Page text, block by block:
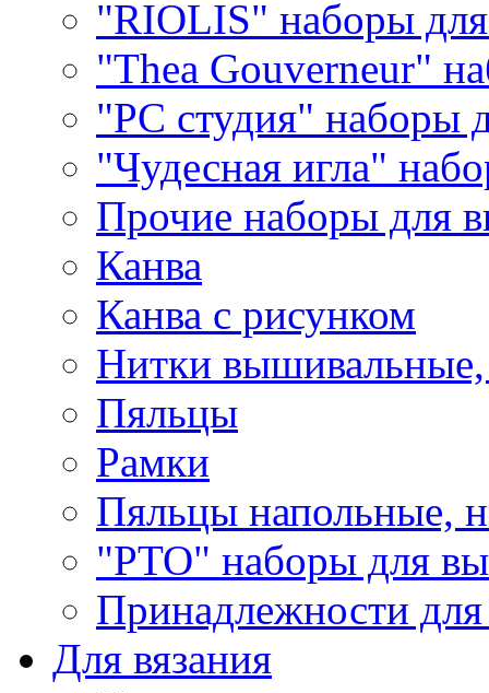
"RIOLIS" наборы
"Thea Gouverneur"
"РС студия" наборы
"Чудесная игла"
Прочие наборы для
Канва
Канва с рисунком
Нитки
Пяльцы
Рамки
Пяльцы напольные,
"РТО" наборы для
Принадлежности
Для вязания